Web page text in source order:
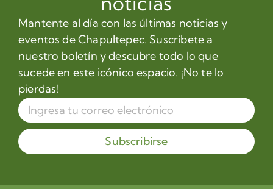
Mantente al día con las últimas noticias y
eventos de Chapultepec. Suscríbete a
nuestro boletín y descubre todo lo que
sucede en este icónico espacio. ¡No te lo
pierdas!
Subscribirse